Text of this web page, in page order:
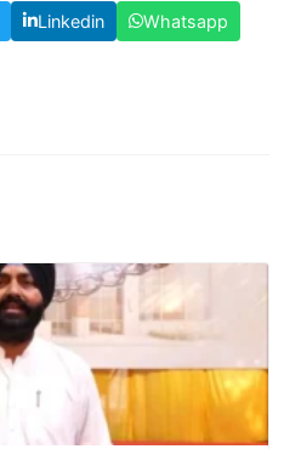
Linkedin
Whatsapp